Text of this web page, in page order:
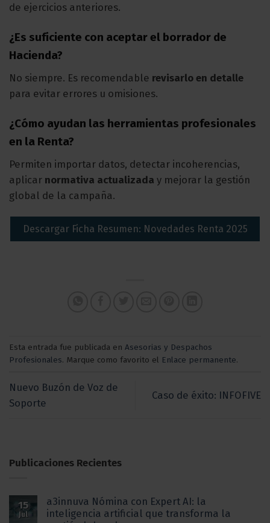
de ejercicios anteriores.
¿Es suficiente con aceptar el borrador de
Hacienda?
No siempre. Es recomendable revisarlo en detalle
para evitar errores u omisiones.
¿Cómo ayudan las herramientas profesionales
en la Renta?
Permiten importar datos, detectar incoherencias,
aplicar normativa actualizada y mejorar la gestión
global de la campaña.
Descargar Ficha Resumen: Novedades Renta 2025
Esta entrada fue publicada en Asesorias y Despachos
Profesionales. Marque como favorito el Enlace permanente.
Nuevo Buzón de Voz de
Soporte
Caso de éxito: INFOFIVE
Publicaciones Recientes
15
Jul
a3innuva Nómina con Expert AI: la
inteligencia artificial que transforma la